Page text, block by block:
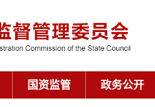
国资监管 政务公开